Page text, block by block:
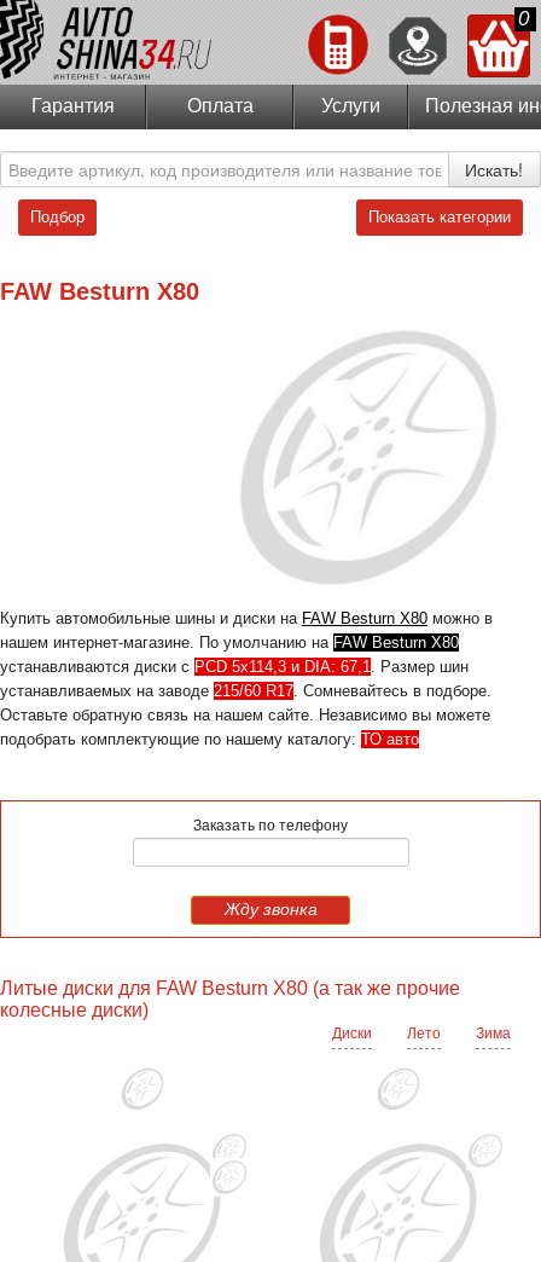
0
Гарантия Оплата Услуги Полезная
Искать!
Подбор Показать категории
FAW Besturn X80
Купить автомобильные шины и диски на FAW Besturn X80 можно в
нашем интернет-магазине. По умолчанию на FAW Besturn X80
устанавливаются диски с PCD 5x114,3 и DIA: 67,1. Размер шин
устанавливаемых на заводе 215/60 R17. Сомневайтесь в подборе.
Оставьте обратную связь на нашем сайте. Независимо вы можете
подобрать комплектующие по нашему каталогу: ТО авто
Заказать по телефону
Жду звонка
Литые диски для FAW Besturn X80 (а так же прочие
колесные диски)
Диски Лето Зима